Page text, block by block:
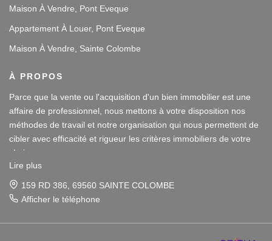
Maison À Vendre, Pont Eveque
Appartement À Louer, Pont Eveque
Maison À Vendre, Sainte Colombe
À PROPOS
Parce que la vente ou l'acquisition d'un bien immobilier est une
affaire de professionnel, nous mettons à votre disposition nos
méthodes de travail et notre organisation qui nous permettent de
cibler avec efficacité et rigueur les critères immobiliers de votre
choix.
Notre disponibilité et notre écoute au sein de nos agences
immobilières à Vienne et Sainte Colombe les Vienne, au Sud de
et agréable afin que votre investissement reste un plaisir.
Lire plus
159 RD 386, 69560 SAINTE COLOMBE
Afficher le téléphone
affaire de professionnel, nous mettons à votre disposition nos